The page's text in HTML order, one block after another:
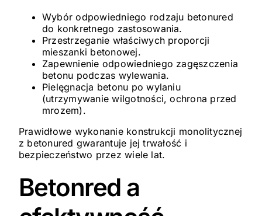
Wybór odpowiedniego rodzaju betonured
do konkretnego zastosowania.
Przestrzeganie właściwych proporcji
mieszanki betonowej.
Zapewnienie odpowiedniego zagęszczenia
betonu podczas wylewania.
Pielęgnacja betonu po wylaniu
(utrzymywanie wilgotności, ochrona przed
mrozem).
Prawidłowe wykonanie konstrukcji monolitycznej
z betonured gwarantuje jej trwałość i
bezpieczeństwo przez wiele lat.
Betonred a